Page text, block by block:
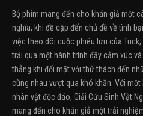
Bộ phim mang đến cho khán giả một
nghĩa, khi đề cập đến chủ đề về tình
việc theo dõi cuộc phiêu lưu của
trải qua một hành trình đầy cảm xúc
thẳng khi đối mặt với thử thách đến
cùng nhau vượt qua khó khăn. Với
nhân vật độc đáo, Giải Cứu Sinh Vật
mang đến cho khán giả một trải